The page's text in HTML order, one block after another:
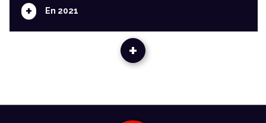
+ En 2021
+